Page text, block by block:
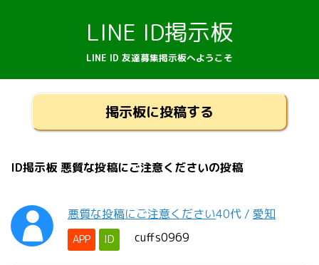
LINE ID掲示板
LINE ID 友達募集掲示板へようこそ
掲示板に投稿する
ID掲示板 悪質な投稿にご注意くださいの投稿
悪質な投稿にご注意ください40代 / 愛知
APP ID cuffs0969